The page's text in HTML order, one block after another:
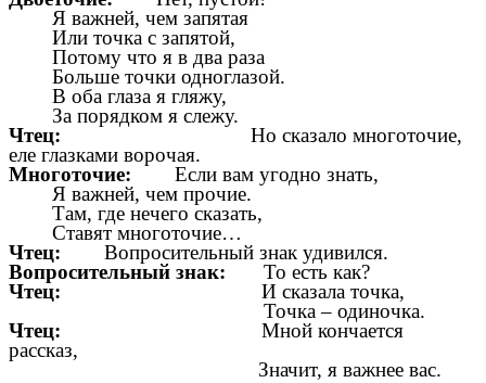
Я важней, чем запятая
Или точка с запятой,
Потому что я в два раза
Больше точки одноглазой.
В оба глаза я гляжу,
За порядком я слежу.
Чтец: Но сказало многоточие,
еле глазками ворочая.
Многоточие: Если вам угодно знать,
Я важней, чем прочие.
Там, где нечего сказать,
Ставят многоточие…
Чтец: Вопросительный знак удивился.
Вопросительный знак: То есть как?
Чтец: И сказала точка,
Точка – одиночка.
Чтец: Мной кончается
рассказ,
Значит, я важнее вас.